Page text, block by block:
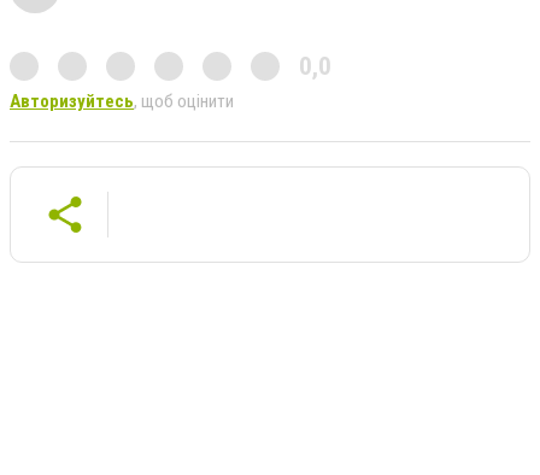
0,0
Авторизуйтесь, щоб оцінити